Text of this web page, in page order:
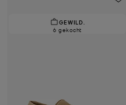
GEWILD.
6 gekocht